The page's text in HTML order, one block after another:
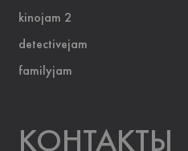
kinojam 2
detectivejam
familyjam
KOНТАКТЫ